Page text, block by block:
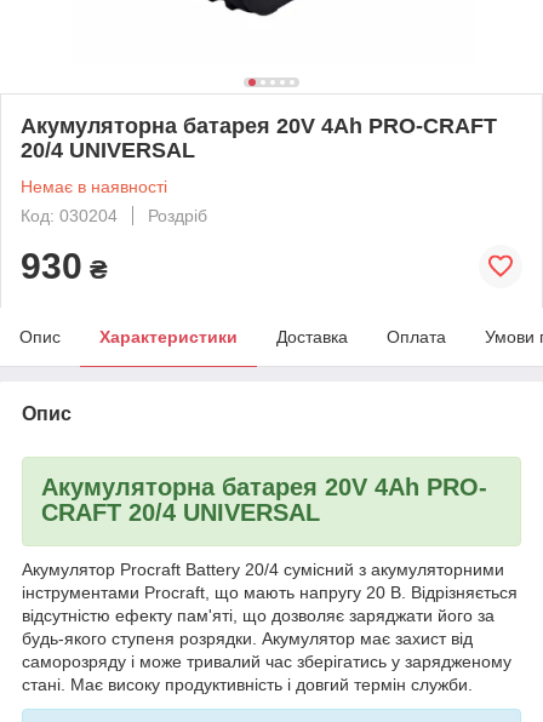
Акумуляторна батарея 20V 4Ah PRO-CRAFT
20/4 UNIVERSAL
Немає в наявності
Код: 030204
Роздріб
930 ₴
Опис Характеристики Доставка Оплата Умови
Опис
Акумуляторна батарея 20V 4Ah PRO-
CRAFT 20/4 UNIVERSAL
Акумулятор Procraft Battery 20/4 сумісний з акумуляторними
інструментами Procraft, що мають напругу 20 В. Відрізняється
відсутністю ефекту пам'яті, що дозволяє заряджати його за
будь-якого ступеня розрядки. Акумулятор має захист від
саморозряду і може тривалий час зберігатись у зарядженому
стані. Має високу продуктивність і довгий термін служби.